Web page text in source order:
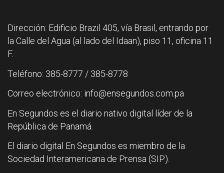
Dirección: Edificio Brazil 405, vía Brasil, entrando por
la Calle del Agua (al lado del Idaan), piso 11, oficina 11
F.
Teléfono: 385-8777 / 385-8778
Correo electrónico: info@ensegundos.com.pa
En Segundos es el diario nativo digital líder de la
República de Panamá.
El diario digital En Segundos es miembro de la
Sociedad Interamericana de Prensa (SIP).